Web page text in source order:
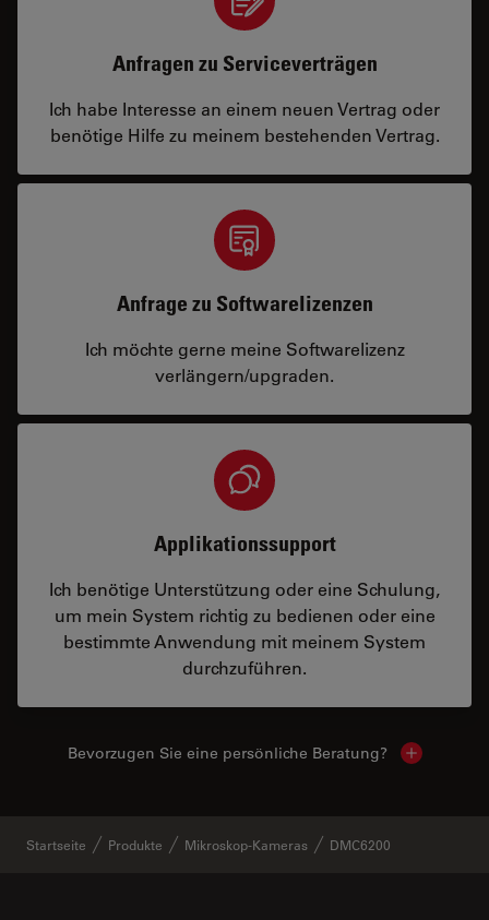
Anfragen zu Serviceverträgen
Ich habe Interesse an einem neuen Vertrag oder
benötige Hilfe zu meinem bestehenden Vertrag.
Anfrage zu Softwarelizenzen
Ich möchte gerne meine Softwarelizenz
verlängern/upgraden.
Applikationssupport
Ich benötige Unterstützung oder eine Schulung,
um mein System richtig zu bedienen oder eine
bestimmte Anwendung mit meinem System
durchzuführen.
Bevorzugen Sie eine persönliche Beratung? Show
Startseite Produkte Mikroskop-Kameras DMC6200